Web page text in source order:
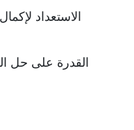
الاستعداد
القدرة على حل